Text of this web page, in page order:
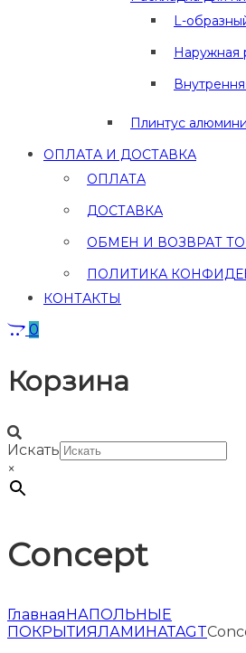
L-
Наружная
Плинтус
ОПЛАТА И ДОСТАВКА
ОПЛАТА
ДОСТАВКА
ОБМЕН И ВОЗВРАТ
ПОЛИТИКА
КОНТАКТЫ
0
Корзина
Искать
×
Concept
ГлавнаяНАПОЛЬНЫЕ
ПОКРЫТИЯЛАМИНАТAGT